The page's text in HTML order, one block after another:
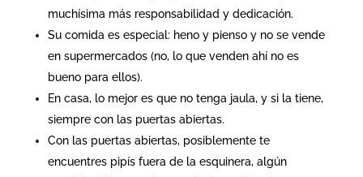
muchísima más responsabilidad y dedicación.
Su comida es especial: heno y pienso y no se vende
en supermercados (no, lo que venden ahí no es
bueno para ellos).
En casa, lo mejor es que no tenga jaula, y si la tiene,
siempre con las puertas abiertas.
Con las puertas abiertas, posiblemente te
encuentres pipís fuera de la esquinera, algún